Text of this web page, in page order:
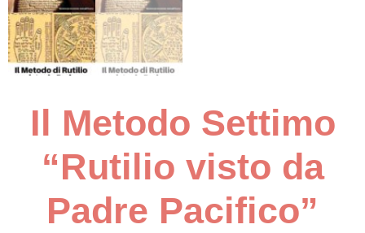
Il Metodo Settimo
“Rutilio visto da
Padre Pacifico”